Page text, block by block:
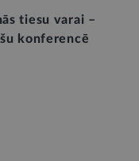
tiesu varai –
konferencē